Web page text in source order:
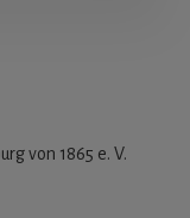
von 1865 e. V.